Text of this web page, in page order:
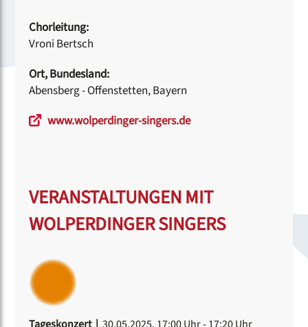
Chorleitung:
Vroni Bertsch
Ort, Bundesland:
Abensberg - Offenstetten, Bayern
www.wolperdinger-singers.de
VERANSTALTUNGEN MIT
WOLPERDINGER SINGERS